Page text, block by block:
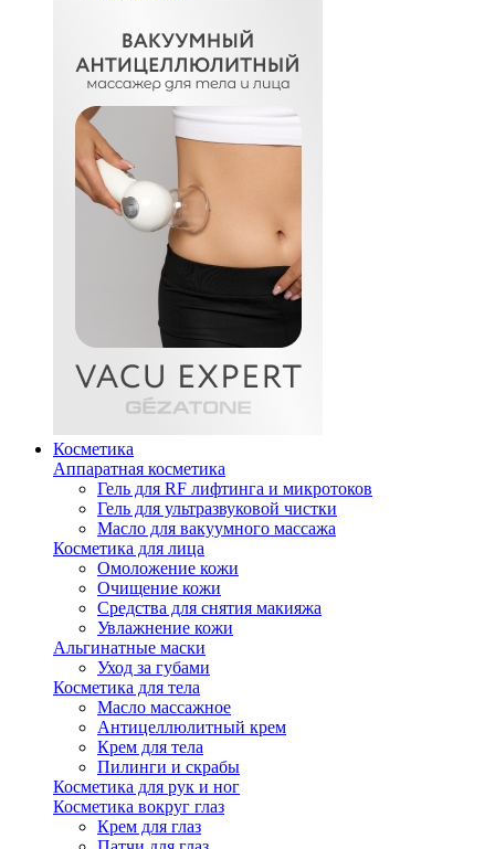
Косметика
Аппаратная косметика
Гель для RF лифтинга и микротоков
Гель для ультразвуковой чистки
Масло для вакуумного массажа
Косметика для лица
Омоложение кожи
Очищение кожи
Средства для снятия макияжа
Увлажнение кожи
Альгинатные маски
Уход за губами
Косметика для тела
Масло массажное
Антицеллюлитный крем
Крем для тела
Пилинги и скрабы
Косметика для рук и ног
Косметика вокруг глаз
Крем для глаз